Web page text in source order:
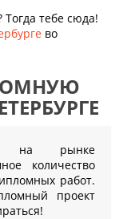
тебе сюда!
во
на рынке
количество
работ.
проект